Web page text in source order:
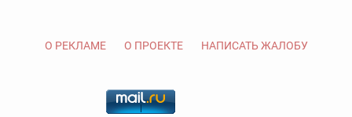
О РЕКЛАМЕ О ПРОЕКТЕ НАПИСАТЬ ЖАЛОБУ